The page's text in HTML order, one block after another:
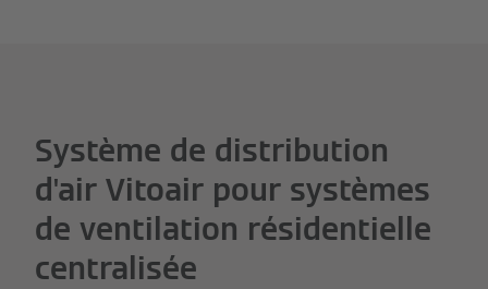
Système de distribution
d'air Vitoair pour systèmes
de ventilation résidentielle
centralisée